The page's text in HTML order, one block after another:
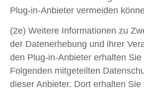
Plug-in-Anbieter vermeiden
(2e) Weitere Informationen zu
der Datenerhebung und ihrer
den Plug-in-Anbieter erhalten Sie
Folgenden mitgeteilten
dieser Anbieter. Dort erhalten